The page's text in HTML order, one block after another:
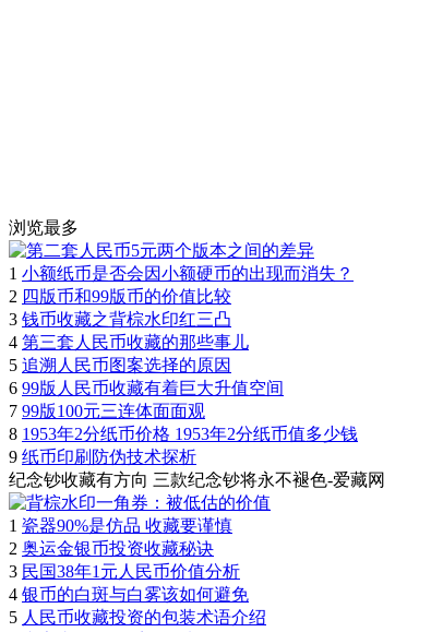
浏览最多
1 小额纸币是否会因小额硬币的出现而消失？
2 四版币和99版币的价值比较
3 钱币收藏之背棕水印红三凸
4 第三套人民币收藏的那些事儿
5 追溯人民币图案选择的原因
6 99版人民币收藏有着巨大升值空间
7 99版100元三连体面面观
8 1953年2分纸币价格 1953年2分纸币值多少钱
9 纸币印刷防伪技术探析
纪念钞收藏有方向 三款纪念钞将永不褪色-爱藏网
1 瓷器90%是仿品 收藏要谨慎
2 奥运金银币投资收藏秘诀
3 民国38年1元人民币价值分析
4 银币的白斑与白雾该如何避免
5 人民币收藏投资的包装术语介绍